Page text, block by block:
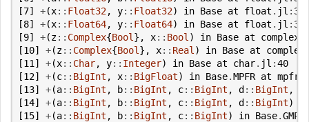
[7] +(x:: Float32, y:: Float32) in Base at float . jl :
[8] +(x:: Float64, y:: Float64) in Base at float . jl :
[9] +(z:: Complex{Bool }, x:: Bool ) in Base at complex
[10] +(z:: Complex{Bool }, x:: Real ) in Base at complex
[11 ] +(x:: Char, y:: Integer) in Base at char. jl :40
[12] +(c:: BigInt , x:: BigFloat) in Base.MPFR at mpfr
[13] +(a:: BigInt , b:: BigInt , c:: BigInt , d:: BigInt ,
[14] +(a:: BigInt , b:: BigInt , c:: BigInt , d:: BigInt)
[15] +(a:: BigInt , b:: BigInt , c:: BigInt) in Base.GMP